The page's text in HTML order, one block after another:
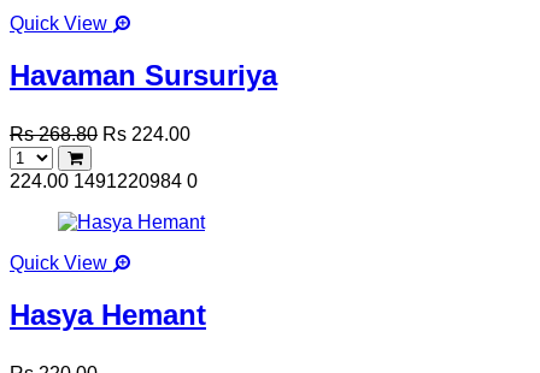
Quick View
Havaman Sursuriya
Rs 268.80 Rs 224.00
224.00 1491220984 0
Quick View
Hasya Hemant